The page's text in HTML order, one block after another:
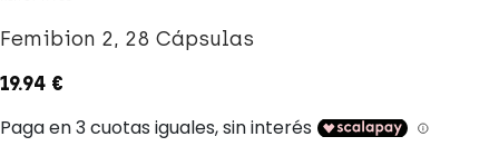
Femibion 2, 28 Cápsulas
19.94 €